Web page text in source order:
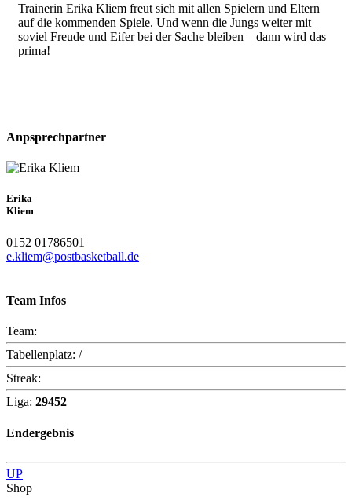
Trainerin Erika Kliem freut sich mit allen Spielern und Eltern
auf die kommenden Spiele. Und wenn die Jungs weiter mit
soviel Freude und Eifer bei der Sache bleiben – dann wird das
prima!
Anpsprechpartner
Erika
Kliem
0152 01786501
e.kliem@postbasketball.de
Team Infos
Team:
Tabellenplatz: /
Streak:
Liga: 29452
Endergebnis
UP
Shop